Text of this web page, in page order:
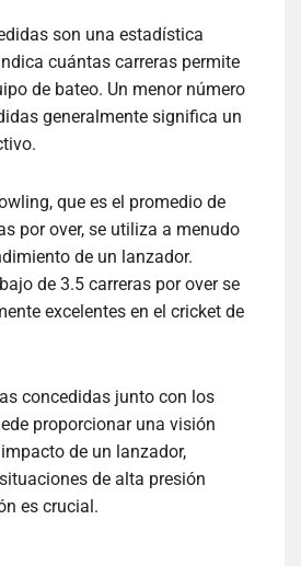
son una estadística
cuántas carreras permite
de bateo. Un menor número
generalmente significa un
que es el promedio de
por over, se utiliza a menudo
de un lanzador.
de 3.5 carreras por over se
excelentes en el cricket de
concedidas junto con los
proporcionar una visión
de un lanzador,
de alta presión
es crucial.